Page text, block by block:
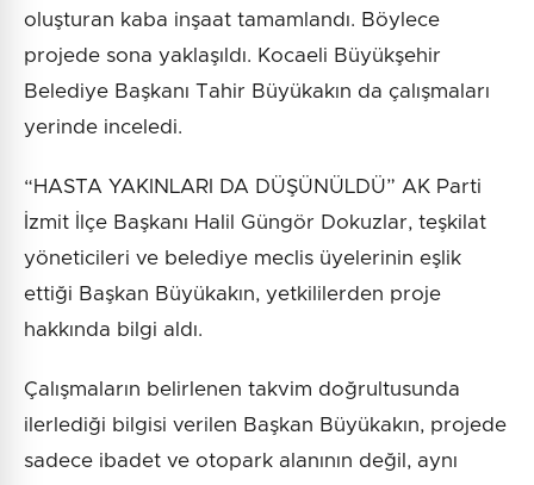
oluşturan kaba inşaat tamamlandı. Böylece
projede sona yaklaşıldı. Kocaeli Büyükşehir
Belediye Başkanı Tahir Büyükakın da çalışmaları
yerinde inceledi.
“HASTA YAKINLARI DA DÜŞÜNÜLDÜ” AK Parti
İzmit İlçe Başkanı Halil Güngör Dokuzlar, teşkilat
yöneticileri ve belediye meclis üyelerinin eşlik
ettiği Başkan Büyükakın, yetkililerden proje
hakkında bilgi aldı.
Çalışmaların belirlenen takvim doğrultusunda
ilerlediği bilgisi verilen Başkan Büyükakın, projede
sadece ibadet ve otopark alanının değil, aynı